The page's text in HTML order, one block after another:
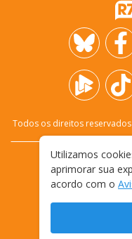
Todos os direitos reservados
TERMOS
Utilizamos
aprimorar sua
acordo com o